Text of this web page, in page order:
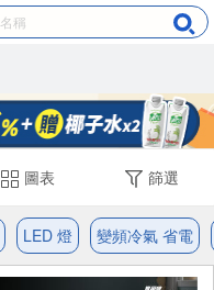
圖表 篩選
LED 燈 變頻冷氣 省電